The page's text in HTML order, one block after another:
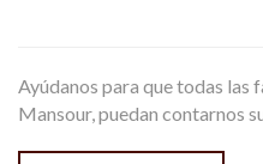
Ayúdanos para que todas las
Mansour, puedan contarnos